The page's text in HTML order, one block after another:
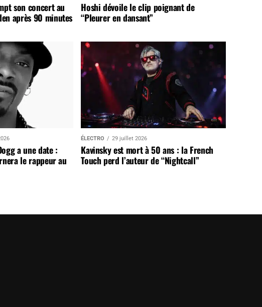
son concert au
après 90 minutes
Hoshi dévoile le clip poignant de
“Pleurer en dansant”
a une date :
le rappeur au
ÉLECTRO 29 juillet 2026
Kavinsky est mort à 50 ans : la French
Touch perd l’auteur de “Nightcall”